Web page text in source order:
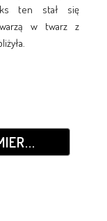
ten stał się
w twarz z